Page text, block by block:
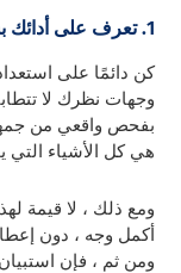
1. تعرف على أدائك بشكل أفضل
كن دائمًا على
وجهات نظرك لا
بفحص واقعي من
هي كل الأشياء التي
ومع ذلك ، لا قيمة
أكمل وجه ، دون
ومن ثم ، فإن